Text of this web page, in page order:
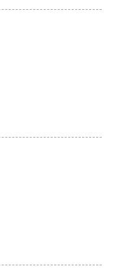
点击量。10月2日，李
流明星特别奖。12
星奖、最佳人气奖三项
主演穿越剧《信义
任命仪式，成为了韩
营》特辑播出，夺得
在中国江苏省苏州
敏镐的蜡像在上海杜
日，李敏镐首张专辑
主演的电视剧《继承
榜首；并且在中国